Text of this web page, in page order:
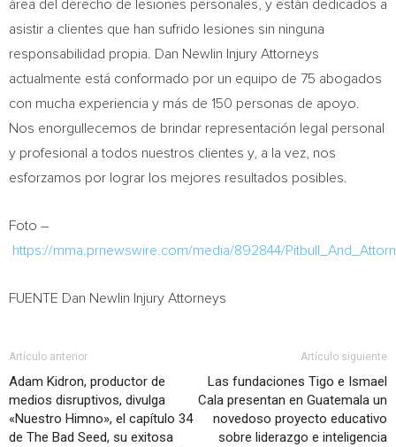
área del derecho de lesiones personales, y están dedicados a
asistir a clientes que han sufrido lesiones sin ninguna
responsabilidad propia. Dan Newlin Injury Attorneys
actualmente está conformado por un equipo de 75 abogados
con mucha experiencia y más de 150 personas de apoyo.
Nos enorgullecemos de brindar representación legal personal
y profesional a todos nuestros clientes y, a la vez, nos
esforzamos por lograr los mejores resultados posibles.
Foto –
https://mma.prnewswire.com/media/892844/
FUENTE Dan Newlin Injury Attorneys
Artículo anterior
Adam Kidron, productor de
medios disruptivos, divulga
«Nuestro Himno», el capítulo 34
de The Bad Seed, su exitosa
Artículo siguiente
Las fundaciones Tigo e Ismael
Cala presentan en Guatemala un
novedoso proyecto educativo
sobre liderazgo e inteligencia